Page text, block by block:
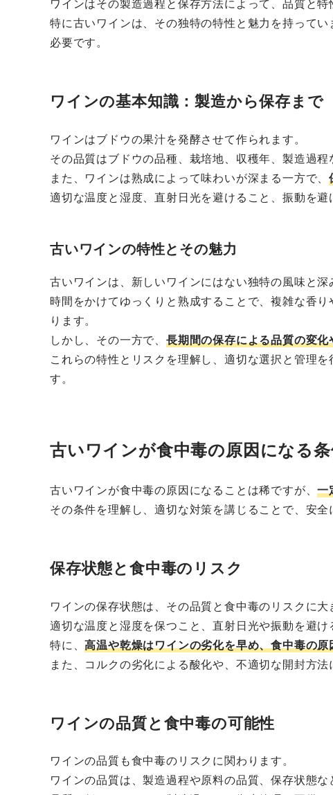
ワインはその製造過程と保存方法によって、品質と特
特に古いワインは、その独特の特性と魅力を持って
必要です。
ワインの基本知識：製造から保存まで
ワインはブドウの果汁を発酵させて作られます。
その品質はブドウの品種、栽培地、収穫年、製造過程
また、ワインは熟成によって味わいが深まる一方で、
適切な温度と湿度、直射日光を避けること、振動を避
古いワインの特性とその魅力
古いワインは、新しいワインにはない独特の風味と深
時間をかけてゆっくりと熟成することで、複雑な香
ります。
しかし、その一方で、 長期間の保存による品質の変
これらの特性とリスクを理解し、適切な選択と管理
す。
古いワインが食中毒の原因になる
古いワインが食中毒の原因になることは稀ですが、一
その条件を理解し、適切な対策を講じることで、安全
保存状態と食中毒のリスク
ワインの保存状態は、その品質と食中毒のリスクに大
適切な温度と湿度を保つこと、直射日光や振動を避け
特に、高温や乾燥はワインの劣化を早め、食中毒の
また、コルクの劣化による酸化や、不適切な開封方
ワインの品質と食中毒の可能性
ワインの品質も食中毒のリスクに関わります。
ワインの品質は、製造過程や原料の品質、保存状態な